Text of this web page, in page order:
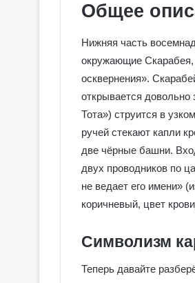
Общее
Нижняя часть
окружающие Скарабея,
осквернения».
открывается довольно
Тота») струится в
ручей стекают капли
две чёрные башни.
двух проводников по
не ведает его имени»
коричневый, цвет
Символизм
Теперь давайте